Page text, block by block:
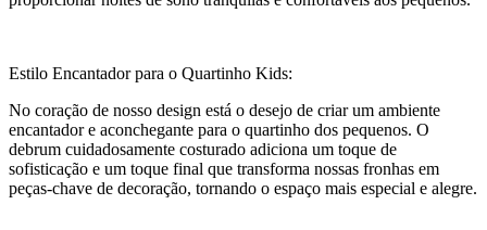
Estilo Encantador para o Quartinho Kids:
No coração de nosso design está o desejo de criar um ambiente
encantador e aconchegante para o quartinho dos pequenos. O
debrum cuidadosamente costurado adiciona um toque de
sofisticação e um toque final que transforma nossas fronhas em
peças-chave de decoração, tornando o espaço mais especial e alegre.